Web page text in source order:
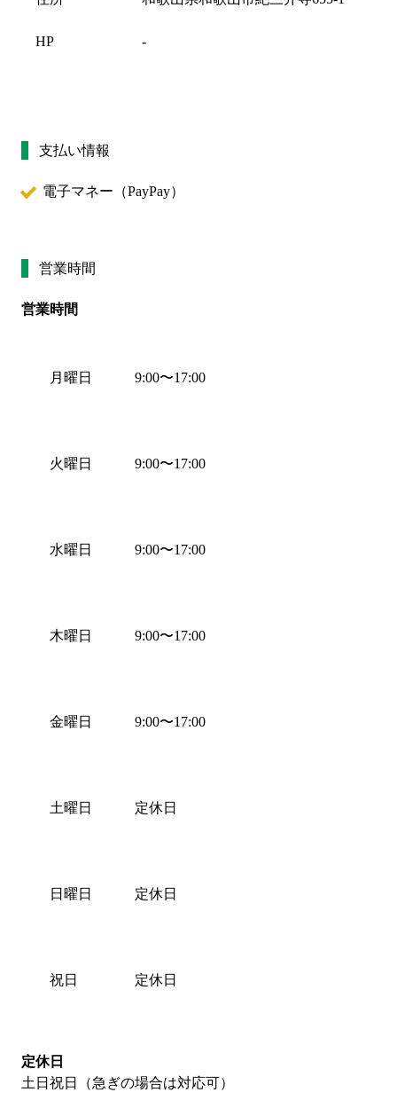
HP -
支払い情報
電子マネー（PayPay）
営業時間
営業時間
月曜日
火曜日
水曜日
木曜日
金曜日
土曜日
日曜日
祝日
9:00〜17:00
9:00〜17:00
9:00〜17:00
9:00〜17:00
9:00〜17:00
定休日
定休日
定休日
定休日
土日祝日（急ぎの場合は対応可）